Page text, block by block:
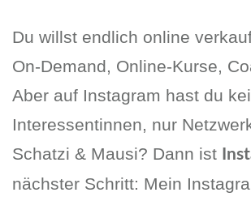
Du willst endlich online
On-Demand, Online-Kurse,
Aber auf Instagram hast du
Interessentinnen, nur
Schatzi & Mausi? Dann ist
nächster Schritt: Mein